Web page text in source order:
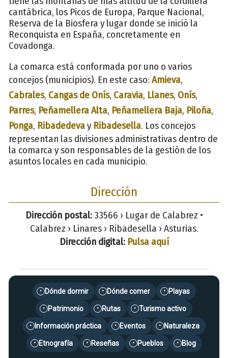
cantábrica, los Picos de Europa, Parque Nacional,
Reserva de la Biosfera y lugar donde se inició la
Reconquista en España, concretamente en
Covadonga.
La comarca está conformada por uno o varios
concejos (municipios). En este caso: Amieva,
Cabrales, Cangas de Onís, Caravia, Llanes, Onís,
Parres, Peñamellera Alta, Peñamellera Baja, Piloña,
Ponga, Ribadedevay Ribadesella. Los concejos
representan las divisiones administrativas dentro de
la comarca y son responsables de la gestión de los
asuntos locales en cada municipio.
Dirección
Dirección postal:33566 › Lugar de Calabrez •
Calabrez › Linares › Ribadesella › Asturias.
Dirección digital: Pulsa aquí
• Dónde dormir • Dónde comer • Playas
• Patrimonio • Rutas • Turismo activo
• Información práctica • Eventos • Naturaleza
• Etnografía • Reseñas • Pueblos • Blog